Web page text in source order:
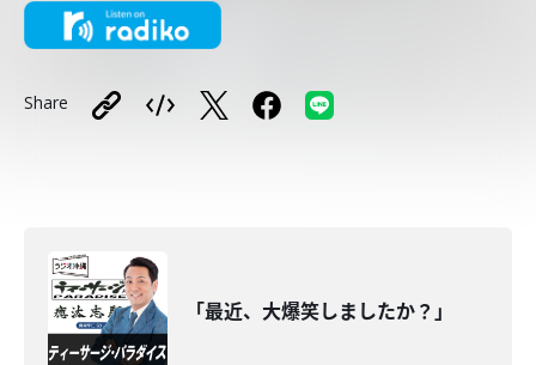
Share
「最近、大爆笑しましたか？」